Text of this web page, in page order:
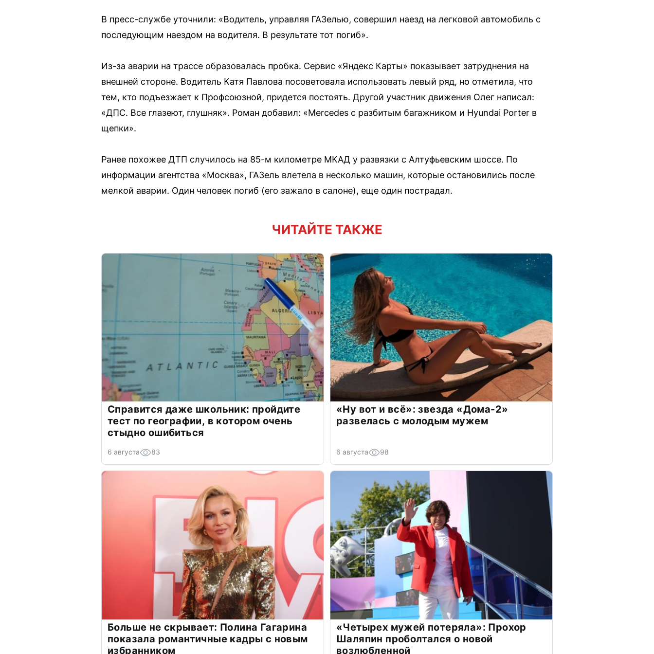
В пресс-службе уточнили: «Водитель, управляя ГАЗелью, совершил наезд на легковой автомобиль с
последующим наездом на водителя. В результате тот погиб».
Из-за аварии на трассе образовалась пробка. Сервис «Яндекс Карты» показывает затруднения на
внешней стороне. Водитель Катя Павлова посоветовала использовать левый ряд, но отметила, что
тем, кто подъезжает к Профсоюзной, придется постоять. Другой участник движения Олег написал:
«ДПС. Все глазеют, глушняк». Роман добавил: «Mercedes с разбитым багажником и Hyundai Porter в
щепки».
Ранее похожее ДТП случилось на 85-м километре МКАД у развязки с Алтуфьевским шоссе. По
информации агентства «Москва», ГАЗель влетела в несколько машин, которые остановились после
мелкой аварии. Один человек погиб (его зажало в салоне), еще один пострадал.
ЧИТАЙТЕ ТАКЖЕ
Справится даже школьник: пройдите
тест по географии, в котором очень
стыдно ошибиться
6 августа 83
«Ну вот и всё»: звезда «Дома-2»
развелась с молодым мужем
6 августа 98
Больше не скрывает: Полина Гагарина
показала романтичные кадры с новым
избранником
«Четырех мужей потеряла»: Прохор
Шаляпин проболтался о новой
возлюбленной